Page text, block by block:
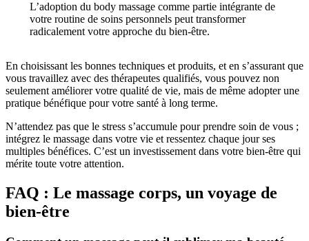
L’adoption du body massage comme partie intégrante de
votre routine de soins personnels peut transformer
radicalement votre approche du bien-être.
En choisissant les bonnes techniques et produits, et en s’assurant que
vous travaillez avec des thérapeutes qualifiés, vous pouvez non
seulement améliorer votre qualité de vie, mais de même adopter une
pratique bénéfique pour votre santé à long terme.
N’attendez pas que le stress s’accumule pour prendre soin de vous ;
intégrez le massage dans votre vie et ressentez chaque jour ses
multiples bénéfices. C’est un investissement dans votre bien-être qui
mérite toute votre attention.
FAQ : Le massage corps, un voyage de
bien-être